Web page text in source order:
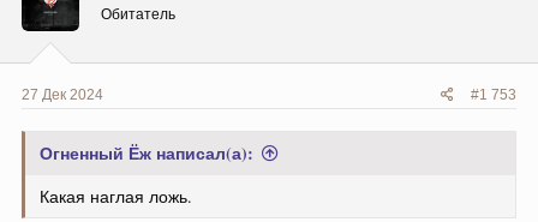
и
:
Обитатель
27 Дек 2024 #1 753
Огненный Ёж написал(а):
Какая наглая ложь.